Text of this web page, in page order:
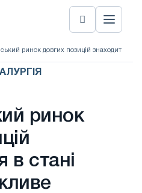
ринок довгих позицій знаходиться в
ринок
в стані